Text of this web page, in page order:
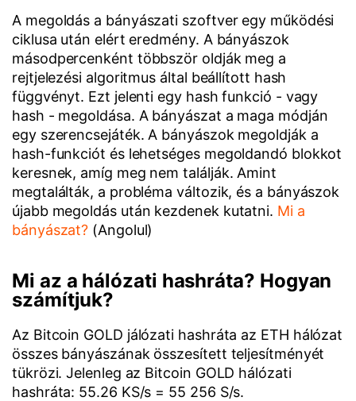
A megoldás a bányászati szoftver egy működési
ciklusa után elért eredmény. A bányászok
másodpercenként többször oldják meg a
rejtjelezési algoritmus által beállított hash
függvényt. Ezt jelenti egy hash funkció - vagy
hash - megoldása. A bányászat a maga módján
egy szerencsejáték. A bányászok megoldják a
hash-funkciót és lehetséges megoldandó blokkot
keresnek, amíg meg nem találják. Amint
megtalálták, a probléma változik, és a bányászok
újabb megoldás után kezdenek kutatni. Mi a
bányászat? (Angolul)
Mi az a hálózati hashráta? Hogyan
számítjuk?
Az Bitcoin GOLD jálózati hashráta az ETH hálózat
összes bányászának összesített teljesítményét
tükrözi. Jelenleg az Bitcoin GOLD hálózati
hashráta: 55.26 KS/s = 55 256 S/s.